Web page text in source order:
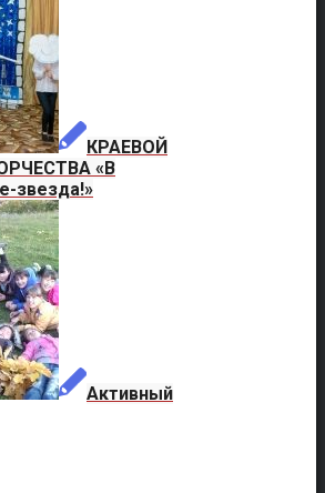
КРАЕВОЙ
«В
звезда!»
Активный